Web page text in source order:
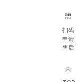
扫码
申请
售后